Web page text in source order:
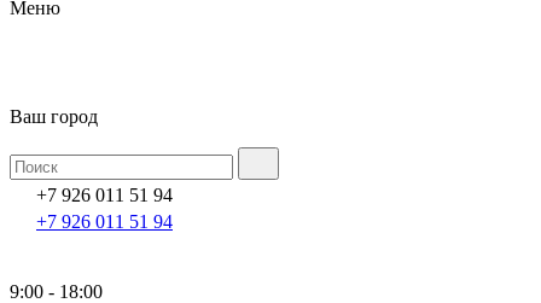
Меню
Ваш город
+7 926 011 51 94
+7 926 011 51 94
9:00 - 18:00